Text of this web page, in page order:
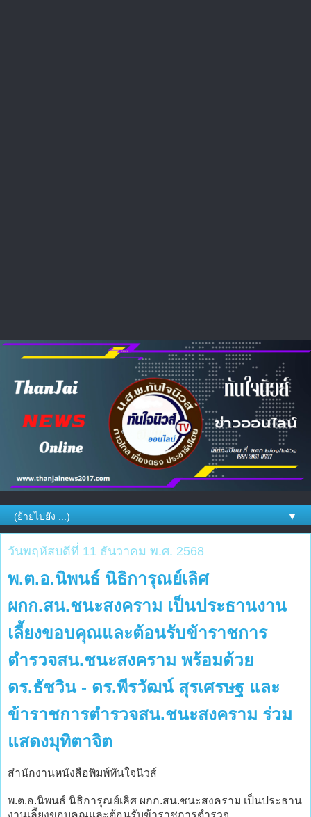
▼
วันพฤหัสบดีที่ 11 ธันวาคม พ.ศ. 2568
พ.ต.อ.นิพนธ์ นิธิการุณย์เลิศ
ผกก.สน.ชนะสงคราม เป็นประธานงาน
เลี้ยงขอบคุณและต้อนรับข้าราชการ
ตำรวจสน.ชนะสงคราม พร้อมด้วย
ดร.ธัชวิน - ดร.พีรวัฒน์ สุรเศรษฐ และ
ข้าราชการตำรวจสน.ชนะสงคราม ร่วม
แสดงมุทิตาจิต
สำนักงานหนังสือพิมพ์ทันใจนิวส์
พ.ต.อ.นิพนธ์ นิธิการุณย์เลิศ ผกก.สน.ชนะสงคราม เป็นประธาน